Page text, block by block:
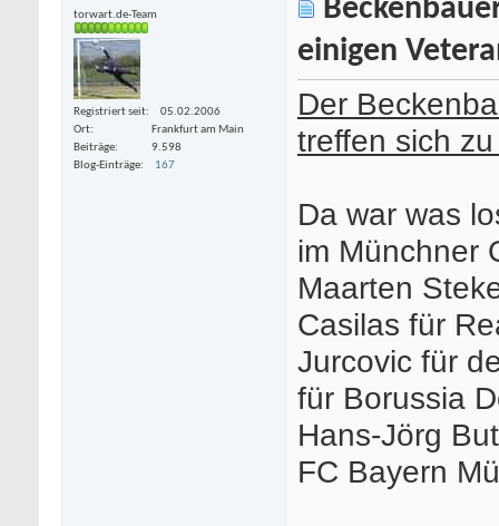
torwart.de-Team
Registriert seit
05.02.2006
Ort
Frankfurt am Main
Beiträge
9.598
Blog-Einträge
167
einigen
Der
treffen sich
Da war was
im Münchner
Maarten
Casilas für
Jurcovic für
für Borussia
Hans-Jörg
FC Bayern